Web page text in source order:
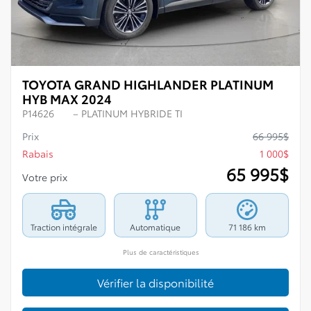
TOYOTA GRAND HIGHLANDER PLATINUM
HYB MAX 2024
P14626
– PLATINUM HYBRIDE TI
Prix
66 995$
Rabais
1 000$
Votre prix
65 995$
Traction intégrale Automatique 71 186 km
Plus de caractéristiques
Vérifier la disponibilité